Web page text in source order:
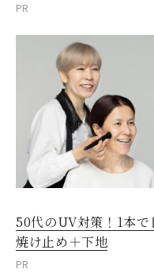
PR
50代のUV対策！1本で
焼け止め＋下地
PR